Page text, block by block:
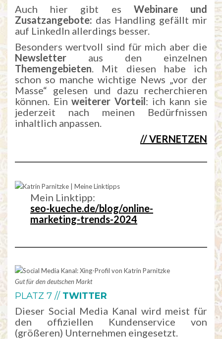
Auch hier gibt es Webinare und
Zusatzangebote: das Handling gefällt mir
auf LinkedIn allerdings besser.
Besonders wertvoll sind für mich aber die
Newsletter aus den einzelnen
Themengebieten. Mit diesen habe ich
schon so manche wichtige News „vor der
Masse“ gelesen und dazu recherchieren
können. Einweiterer Vorteil: ich kann sie
jederzeit nach meinen Bedürfnissen
inhaltlich anpassen.
// VERNETZEN
Mein Linktipp:
seo-kueche.de/blog/online-
marketing-trends-2024
Gut für den deutschen Markt
PLATZ 7 // TWITTER
Dieser Social Media Kanal wird meist für
den offiziellen Kundenservice von
(größeren) Unternehmen eingesetzt.